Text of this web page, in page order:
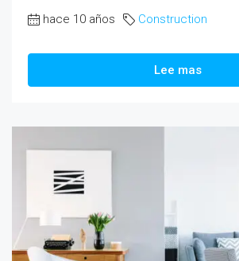
hace 10 años Construction
Lee mas